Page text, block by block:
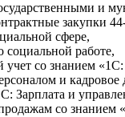
и
закупки
сфере,
социальной работе,
учет со знанием
и кадровое
Зарплата и
со знанием